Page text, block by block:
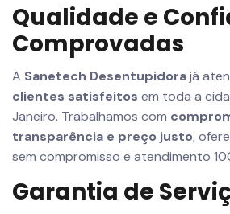
Qualidade e
Comprovadas
A Sanetech Desentupidorajá
clientes satisfeitos em toda a
Janeiro. Trabalhamos com
transparência e preço justo,
sem compromisso e atendimento
Garantia de